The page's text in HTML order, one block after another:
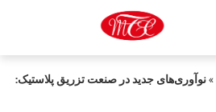
»نوآوری‌های جدید در صنعت تزریق پلاستیک: